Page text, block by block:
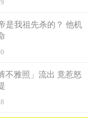
，很多学生的创意得奖
。
是我祖先杀的？ 他机
不雅照」流出 竟惹怒